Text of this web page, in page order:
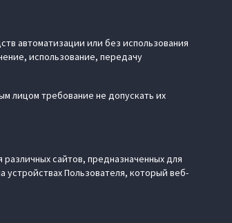
автоматизации или без использования
использование, передачу
лицом требование не допускать их
сайтов, предназначенных для
устройствах Пользователя, который веб-